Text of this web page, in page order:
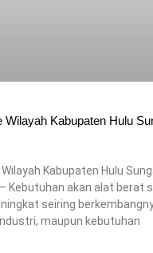
Wilayah Kabupaten Hulu
Kabupaten Hulu
Kebutuhan akan alat berat
seiring
maupun kebutuhan